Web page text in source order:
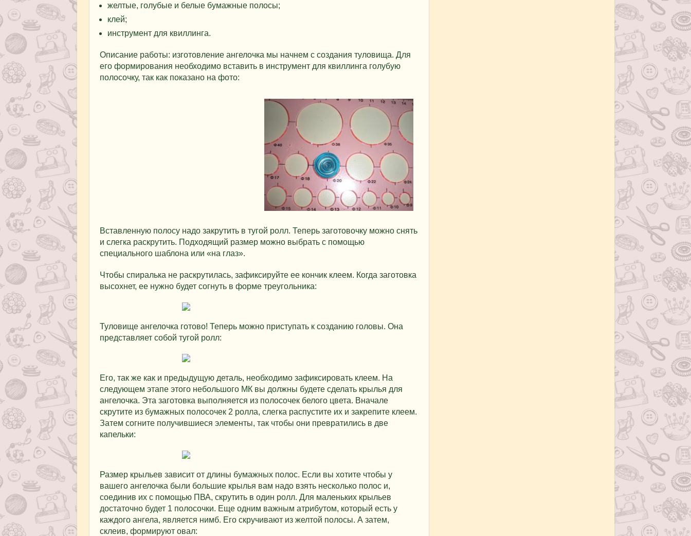
желтые, голубые и белые бумажные полосы;
клей;
инструмент для квиллинга.
Описание работы: изготовление ангелочка мы начнем с создания туловища. Для
его формирования необходимо вставить в инструмент для квиллинга голубую
полосочку, так как показано на фото:
Вставленную полосу надо закрутить в тугой ролл. Теперь заготовочку можно снять
и слегка раскрутить. Подходящий размер можно выбрать с помощью
специального шаблона или «на глаз».
Чтобы спиралька не раскрутилась, зафиксируйте ее кончик клеем. Когда заготовка
высохнет, ее нужно будет согнуть в форме треугольника:
Туловище ангелочка готово! Теперь можно приступать к созданию головы. Она
представляет собой тугой ролл:
Его, так же как и предыдущую деталь, необходимо зафиксировать клеем. На
следующем этапе этого небольшого МК вы должны будете сделать крылья для
ангелочка. Эта заготовка выполняется из полосочек белого цвета. Вначале
скрутите из бумажных полосочек 2 ролла, слегка распустите их и закрепите клеем.
Затем согните получившиеся элементы, так чтобы они превратились в две
капельки:
Размер крыльев зависит от длины бумажных полос. Если вы хотите чтобы у
вашего ангелочка были большие крылья вам надо взять несколько полос и,
соединив их с помощью ПВА, скрутить в один ролл. Для маленьких крыльев
достаточно будет 1 полосочки. Еще одним важным атрибутом, который есть у
каждого ангела, является нимб. Его скручивают из желтой полосы. А затем,
склеив, формируют овал: